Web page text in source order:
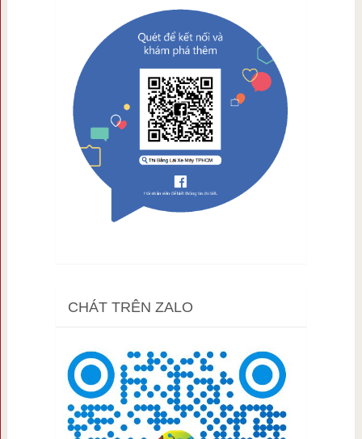
CHÁT TRÊN ZALO